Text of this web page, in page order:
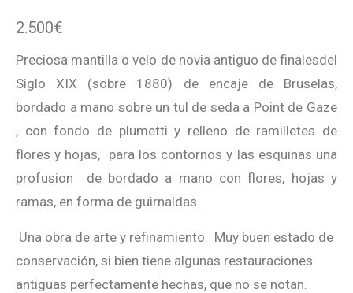
2.500€
Preciosa mantilla o velo de novia antiguo de finalesdel
Siglo XIX (sobre 1880) de encaje de Bruselas,
bordado a mano sobre un tul de seda a Point de Gaze
, con fondo de plumetti y relleno de ramilletes de
flores y hojas, para los contornos y las esquinas una
profusion de bordado a mano con flores, hojas y
ramas, en forma de guirnaldas.
Una obra de arte y refinamiento. Muy buen estado de
conservación, si bien tiene algunas restauraciones
antiguas perfectamente hechas, que no se notan.